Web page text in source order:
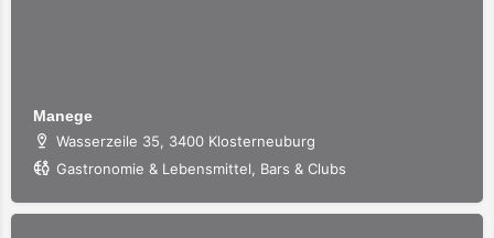
Manege
Wasserzeile 35, 3400 Klosterneuburg
Gastronomie & Lebensmittel, Bars & Clubs